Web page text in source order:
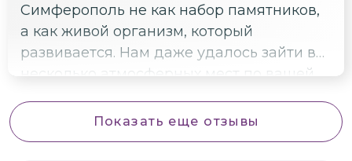
Симферополь не как набор памятников,
а как живой организм, который
развивается. Нам даже удалось зайти в
несколько атмосферных мест по вашей
Показать еще отзывы